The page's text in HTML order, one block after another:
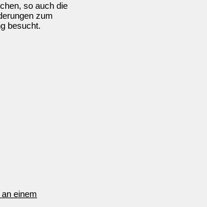
so auch die
zum
besucht.